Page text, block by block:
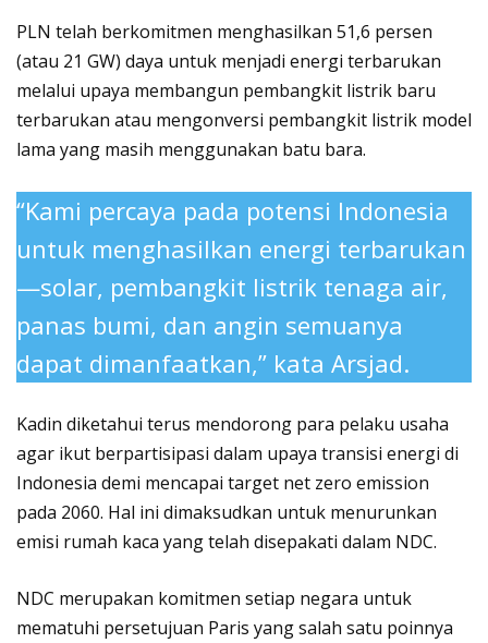
PLN telah berkomitmen menghasilkan 51,6 persen
(atau 21 GW) daya untuk menjadi energi terbarukan
melalui upaya membangun pembangkit listrik baru
terbarukan atau mengonversi pembangkit listrik model
lama yang masih menggunakan batu bara.
“Kami percaya pada potensi Indonesia
untuk menghasilkan energi terbarukan
—solar, pembangkit listrik tenaga air,
panas bumi, dan angin semuanya
dapat dimanfaatkan,” kata Arsjad.
Kadin diketahui terus mendorong para pelaku usaha
agar ikut berpartisipasi dalam upaya transisi energi di
Indonesia demi mencapai target net zero emission
pada 2060. Hal ini dimaksudkan untuk menurunkan
emisi rumah kaca yang telah disepakati dalam NDC.
NDC merupakan komitmen setiap negara untuk
mematuhi persetujuan Paris yang salah satu poinnya